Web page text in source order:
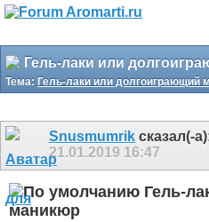
Гель-лаки или
Тема: Гель-лаки или долгоиграющий
Snusmumrik сказал(-
21.01.2019 16:47
Гель-
маникюр